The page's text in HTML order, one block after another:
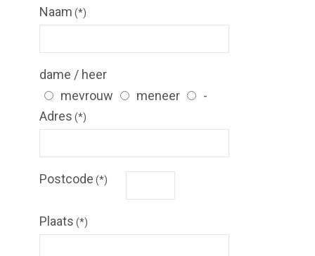
Naam (*)
dame / heer
mevrouw
meneer
-
Adres (*)
Postcode (*)
Plaats (*)